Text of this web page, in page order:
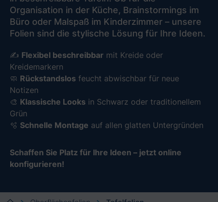
Organisation in der Küche, Brainstormings im
Büro oder Malspaß im Kinderzimmer – unsere
Folien sind die stylische Lösung für Ihre Ideen.
✍️ Flexibel beschreibbar mit Kreide oder
Kreidemarkern
🧼 Rückstandslos feucht abwischbar für neue
Notizen
🎨 Klassische Looks in Schwarz oder traditionellem
Grün
🫧 Schnelle Montage auf allen glatten Untergründen
Schaffen Sie Platz für Ihre Ideen – jetzt online
konfigurieren!